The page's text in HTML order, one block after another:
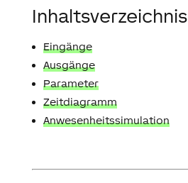
Inhaltsverzeichnis
Eingänge
Ausgänge
Parameter
Zeitdiagramm
Anwesenheitssimulation